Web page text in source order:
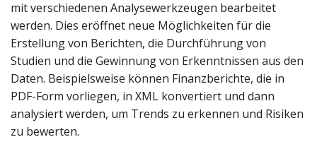
mit verschiedenen Analysewerkzeugen bearbeitet
werden. Dies eröffnet neue Möglichkeiten für die
Erstellung von Berichten, die Durchführung von
Studien und die Gewinnung von Erkenntnissen aus den
Daten. Beispielsweise können Finanzberichte, die in
PDF-Form vorliegen, in XML konvertiert und dann
analysiert werden, um Trends zu erkennen und Risiken
zu bewerten.